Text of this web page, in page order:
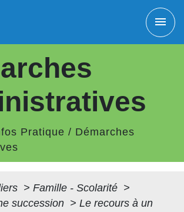
menu
Pratique / Démarches
> Famille - Scolarité >
succession > Le recours à un